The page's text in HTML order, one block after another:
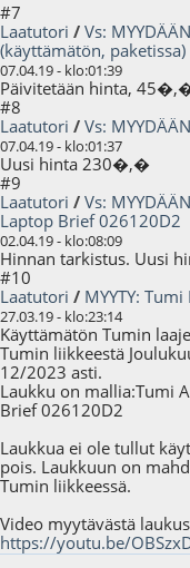
#7
Laatutori / Vs:
(käyttämätön, paketissa)
07.04.19 - klo:01:39
Päivitetään hinta,
#8
Laatutori / Vs:
07.04.19 - klo:01:37
Uusi hinta 230�,�
#9
Laatutori / Vs:
Laptop Brief 026120D2
02.04.19 - klo:08:09
Hinnan tarkistus. Uusi
#10
Laatutori / MYYTY:
27.03.19 - klo:23:14
Käyttämätön Tumin
Tumin liikkeestä
12/2023 asti.
Laukku on mallia:Tumi
Brief 026120D2
Laukkua ei ole tullut
pois. Laukkuun on
Tumin liikkeessä.
Video myytävästä
https://youtu.be/